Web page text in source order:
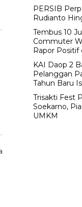
PERSIB
Rudianto
Tembus 10
Commuter
Rapor Positif
KAI Daop 2
Pelanggan
Tahun Baru
Trisakti Fest
Soekarno,
UMKM